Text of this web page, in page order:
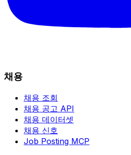
채용
채용 조회
채용 공고 API
채용 데이터셋
채용 신호
Job Posting MCP